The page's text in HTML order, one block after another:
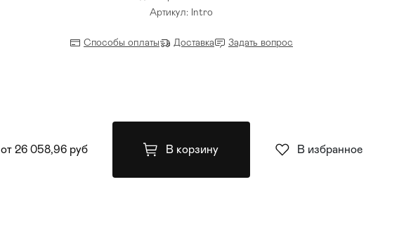
Артикул: Intro
Способы оплаты Доставка Задать вопрос
от 26 058,96 руб В корзину В избранное